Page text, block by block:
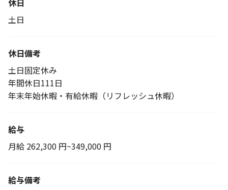
休日
土日
休日備考
土日固定休み
年間休日111日
年末年始休暇・有給休暇（リフレッシュ休暇）
給与
月給 262,300 円~349,000 円
給与備考